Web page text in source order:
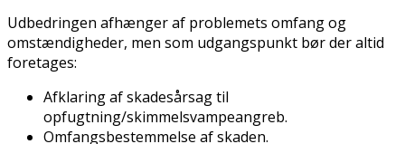
Udbedringen afhænger af problemets omfang og
omstændigheder, men som udgangspunkt bør der altid
foretages:
Afklaring af skadesårsag til
opfugtning/skimmelsvampeangreb.
Omfangsbestemmelse af skaden.